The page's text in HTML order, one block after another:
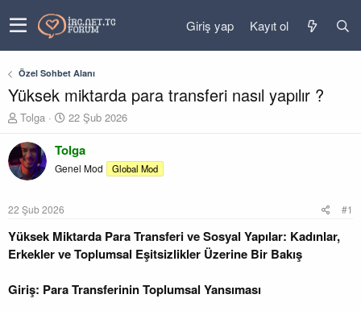
Giriş yap Kayıt ol
Özel Sohbet Alanı
Yüksek miktarda para transferi nasıl yapılır ?
K
n
u
y
b
a
ş
l
a
a
Tolga
B
ş
l
a
ç
a
i
22 Şub 2026
Tolga
Genel Mod Global Mod
22 Şub 2026 #1
Yüksek Miktarda Para Transferi ve Sosyal Yapılar: Kadınlar,
Erkekler ve Toplumsal Eşitsizlikler Üzerine Bir Bakış
Giriş: Para Transferinin Toplumsal Yansıması